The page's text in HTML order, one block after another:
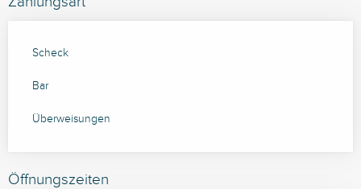
Scheck
Bar
Überweisungen
Öffnungszeiten